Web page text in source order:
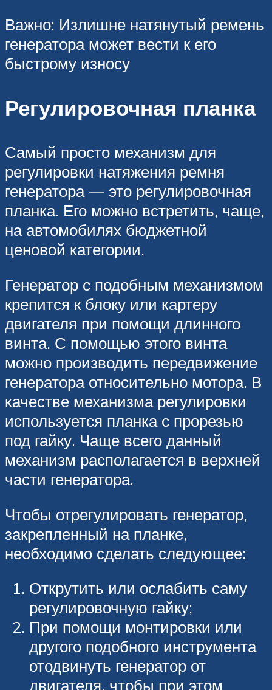
Важно: Излишне натянутый ремень
генератора может вести к его
быстрому износу
Регулировочная планка
Самый просто механизм для
регулировки натяжения ремня
генератора — это регулировочная
планка. Его можно встретить, чаще,
на автомобилях бюджетной
ценовой категории.
Генератор с подобным механизмом
крепится к блоку или картеру
двигателя при помощи длинного
винта. С помощью этого винта
можно производить передвижение
генератора относительно мотора. В
качестве механизма регулировки
используется планка с прорезью
под гайку. Чаще всего данный
механизм располагается в верхней
части генератора.
Чтобы отрегулировать генератор,
закрепленный на планке,
необходимо сделать следующее:
Открутить или ослабить саму
регулировочную гайку;
При помощи монтировки или
другого подобного инструмента
отодвинуть генератор от
двигателя, чтобы при этом